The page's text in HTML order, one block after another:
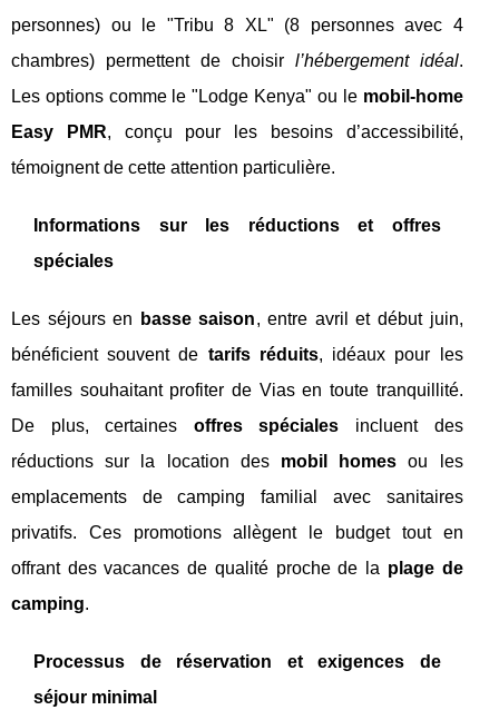
personnes) ou le "Tribu 8 XL" (8 personnes avec 4
chambres) permettent de choisir l’hébergement idéal.
Les options comme le "Lodge Kenya" ou le mobil-home
Easy PMR, conçu pour les besoins d’accessibilité,
témoignent de cette attention particulière.
Informations sur les réductions et offres
spéciales
Les séjours en basse saison, entre avril et début juin,
bénéficient souvent de tarifs réduits, idéaux pour les
familles souhaitant profiter de Vias en toute tranquillité.
De plus, certaines offres spéciales incluent des
réductions sur la location des mobil homes ou les
emplacements de camping familial avec sanitaires
privatifs. Ces promotions allègent le budget tout en
offrant des vacances de qualité proche de la plage de
camping.
Processus de réservation et exigences de
séjour minimal